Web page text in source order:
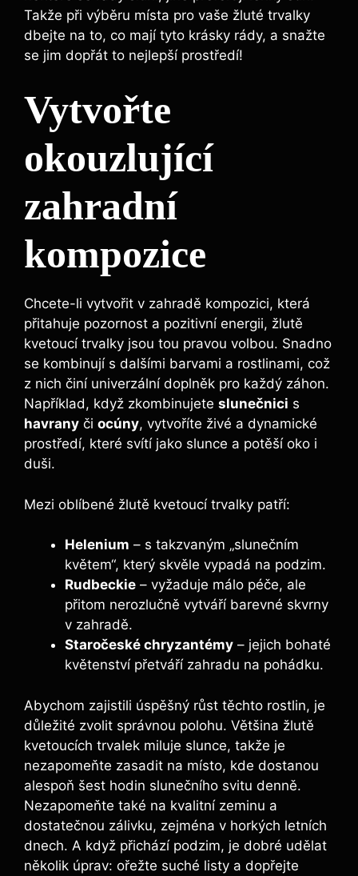
Takže při výběru místa pro vaše žluté trvalky
dbejte na to, co mají tyto krásky rády, a snažte
se jim dopřát to nejlepší prostředí!
Vytvořte
okouzlující
zahradní
kompozice
Chcete-li vytvořit v zahradě kompozici, která
přitahuje pozornost a pozitivní energii, žlutě
kvetoucí trvalky jsou tou pravou volbou. Snadno
se kombinují s dalšími barvami a rostlinami, což
z nich činí univerzální doplněk pro každý záhon.
Například, když zkombinujete slunečnici s
havrany či ocúny, vytvoříte živé a dynamické
prostředí, které svítí jako slunce a potěší oko i
duši.
Mezi oblíbené žlutě kvetoucí trvalky patří:
Helenium – s takzvaným „slunečním
květem“, který skvěle vypadá na podzim.
Rudbeckie – vyžaduje málo péče, ale
přitom nerozlučně vytváří barevné skvrny
v zahradě.
Staročeské chryzantémy – jejich bohaté
květenství přetváří zahradu na pohádku.
Abychom zajistili úspěšný růst těchto rostlin, je
důležité zvolit správnou polohu. Většina žlutě
kvetoucích trvalek miluje slunce, takže je
nezapomeňte zasadit na místo, kde dostanou
alespoň šest hodin slunečního svitu denně.
Nezapomeňte také na kvalitní zeminu a
dostatečnou zálivku, zejména v horkých letních
dnech. A když přichází podzim, je dobré udělat
několik úprav: ořežte suché listy a dopřejte